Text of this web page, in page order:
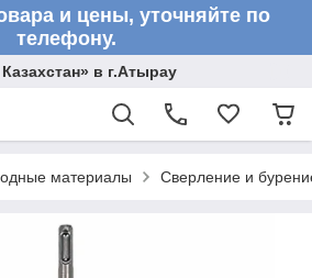
и цены, уточняйте по
телефону.
в г.Атырау
материалы Сверление и